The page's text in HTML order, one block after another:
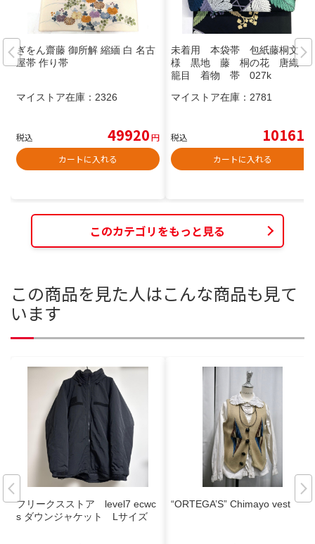
ぎをん齋藤 御所解 縮緬 白 名古
屋帯 作り帯
マイストア在庫： 2326
税込 49920円
カートに入れる
未着用 本袋帯 包紙藤桐文
様 黒地 藤 桐の花 唐織
籠目 着物 帯 027k
マイストア在庫： 2781
税込 10161
カートに入れる
このカテゴリをもっと見る
この商品を見た人はこんな商品も見て
います
フリークスストア level7 ecwc
s ダウンジャケット Lサイズ
“ORTEGA’S” Chimayo vest